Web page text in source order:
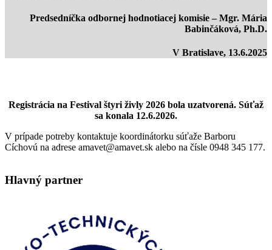
Predsedníčka odbornej hodnotiacej komisie – Mgr. Mária
Babinčáková, Ph.D.
V Bratislave, 13.6.2025
Registrácia na Festival štyri živly 2026 bola uzatvorená. Súťaž
sa konala 12.6.2026.
V prípade potreby kontaktuje koordinátorku súťaže Barboru
Cíchovú na adrese amavet@amavet.sk alebo na čísle 0948 345 177.
Hlavný partner